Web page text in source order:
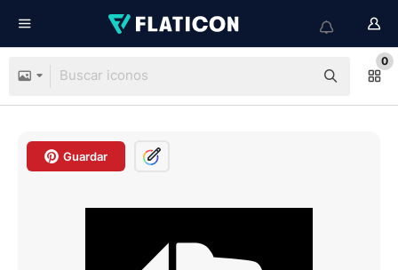
0
Guardar